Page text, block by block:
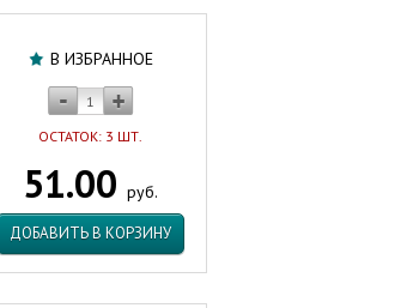
В ИЗБРАННОЕ
ОСТАТОК: 3 ШТ.
51.00 руб.
ДОБАВИТЬ В КОРЗИНУ